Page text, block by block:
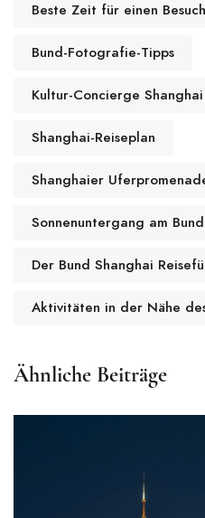
Beste Zeit für einen
Bund-Fotografie-Tipps
Kultur-Concierge Shanghai
Shanghai-Reiseplan
Shanghaier
Sonnenuntergang am Bund
Der Bund Shanghai
Aktivitäten in der Nähe
Ähnliche Beiträge